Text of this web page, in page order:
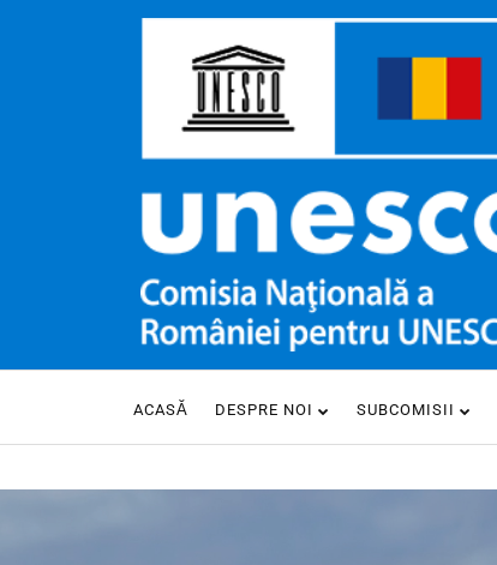
ACASĂ DESPRE NOI SUBCOMISII